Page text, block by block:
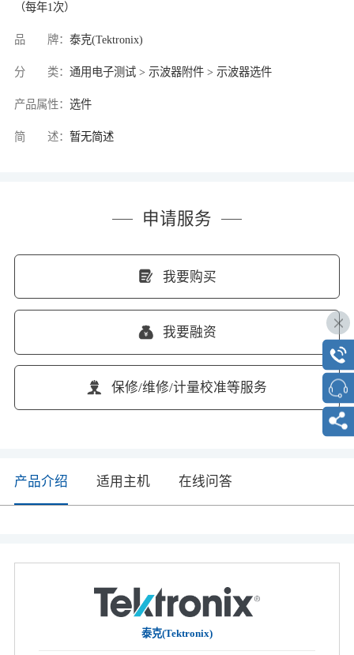
（每年1次）
品 牌： 泰克(Tektronix)
分 类： 通用电子测试 > 示波器附件 > 示波器选件
产品属性： 选件
简 述： 暂无简述
申请服务
我要购买
我要融资
保修/维修/计量校准等服务
产品介绍 适用主机 在线问答
泰克(Tektronix)